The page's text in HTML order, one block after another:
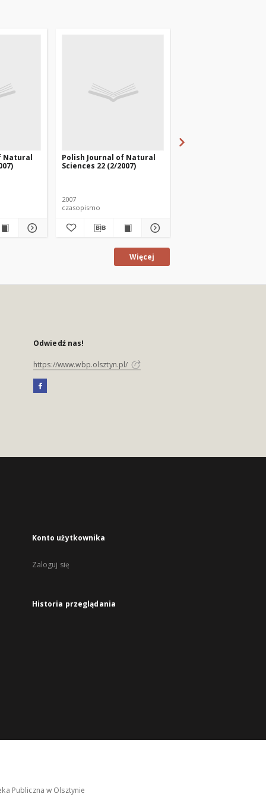
Natural
Polish Journal of Natural
Sciences 22 (2/2007)
2007
czasopismo
Więcej
Odwiedź nas!
https://www.wbp.olsztyn.pl/
Konto użytkownika
Zaloguj się
Historia przeglądania
Publiczna w Olsztynie